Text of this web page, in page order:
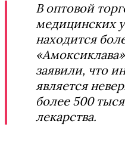
В оптовой
медицинских
находится
заявили, что
является
более 500
лекарства.